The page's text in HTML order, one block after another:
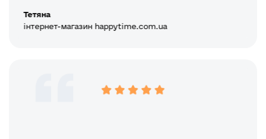
Тетяна
інтернет-магазин happytime.com.ua